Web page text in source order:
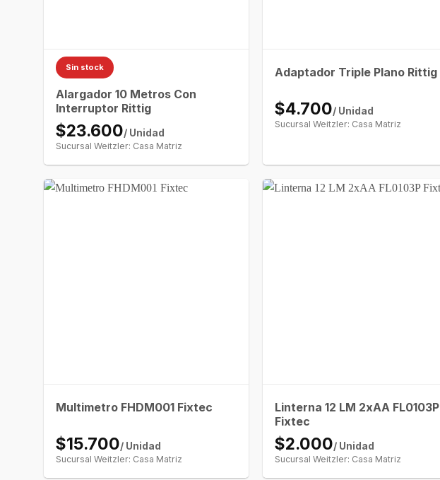
Sin stock
Alargador 10 Metros Con
Interruptor Rittig
$23.600/ Unidad
Sucursal Weitzler: Casa Matriz
Adaptador Triple Plano Rittig
$4.700/ Unidad
Sucursal Weitzler: Casa Matriz
Multimetro FHDM001 Fixtec
$15.700/ Unidad
Sucursal Weitzler: Casa Matriz
Linterna 12 LM 2xAA FL0103P
Fixtec
$2.000/ Unidad
Sucursal Weitzler: Casa Matriz